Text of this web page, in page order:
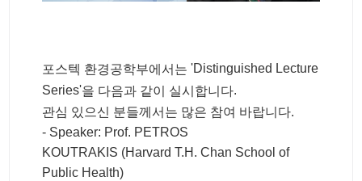
포스텍 환경공학부에서는 'Distinguished Lecture
Series'을 다음과 같이 실시합니다.
관심 있으신 분들께서는 많은 참여 바랍니다.
- Speaker: Prof. PETROS
KOUTRAKIS (Harvard T.H. Chan School of
Public Health)